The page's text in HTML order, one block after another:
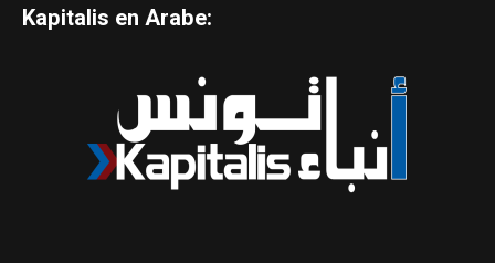
Kapitalis en Arabe: